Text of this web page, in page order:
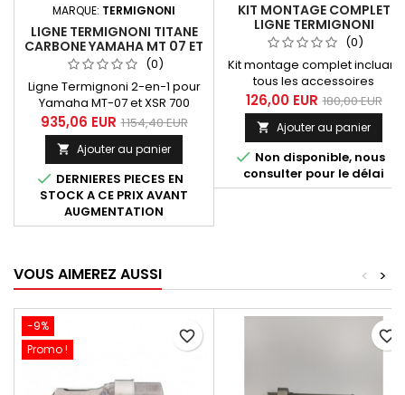
MARQUE: TERMIGNONI
LIGNE TERMIGNONI TITANE
CARBONE YAMAHA MT 07 ET
XSR 700 2014 A 2024
(0)
Ligne Termignoni 2-en-1 pour
Yamaha MT-07 et XSR 700
(toutes années), avec
collecteur inox et silencieux
hexagonal en titane et
carbone. Système homologué
EURO4 (avec l'option
catalyseur Y104CAT disponible
séparément). Compatible
2024, version Euro5); Yamaha
XSR 700 (2015-2021) et (2020-
935,06 EUR 1 154,40 EUR
 Ajouter au panier
 DERNIERES PIECES EN
STOCK A CE PRIX AVANT
AUGMENTATION
KIT MONTAGE COMPLET
LIGNE TERMIGNONI
Y104090...(0)
Kit montage complet incluant
tous les accessoires
nécessaires pour les lignes
Termignoni destinées aux
Yamaha MT07, Tracer, XSR,
références suivantes
Y104090CV, Y104090CVB,
Y104090TV.
126,00 EUR 180,00 EUR
 Ajouter au panier
 Non disponible, nous
consulter pour le délai
VOUS AIMEREZ AUSSI >
<
-9%
Promo !
favorite_border favorite_border